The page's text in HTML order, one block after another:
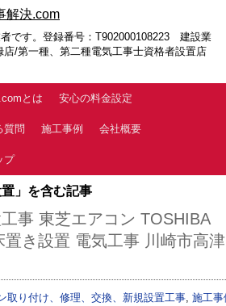
解決.com
です。登録番号：T902000108223 建設業
/第一種、第二種電気工事士資格者設置店
とは 安心の料金設定
質問 施工事例 会社概要
プ
」を含む記事
事 東芝エアコン TOSHIBA
置き設置 電気工事 川崎市高津
取り付け、修理、交換、新規設置工事, 施工事